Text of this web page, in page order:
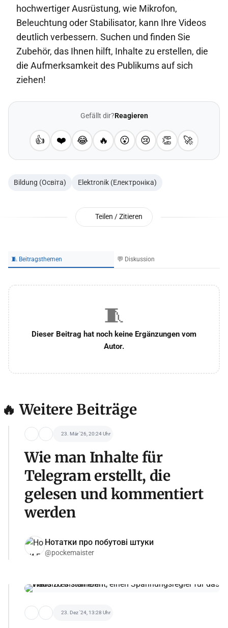
hochwertiger Ausrüstung, wie Mikrofon,
Beleuchtung oder Stabilisator, kann Ihre Videos
deutlich verbessern. Suchen und finden Sie
Zubehör, das Ihnen hilft, Inhalte zu erstellen, die
die Aufmerksamkeit des Publikums auf sich
ziehen!
Gefällt dir?Reagieren
👍 ❤️ 😂 🔥 😮 😢 👏 🚀
Bildung (Освіта) Elektronik (Електроніка)
Teilen / Zitieren
🧵 Beitragsthemen 💬 Diskussion
🧵
Dieser Beitrag hat noch keine Ergänzungen vom
Autor.
🔥 Weitere Beiträge
23. Mär '26, 20:24 Uhr
Wie man Inhalte für
Telegram erstellt, die
gelesen und kommentiert
werden
Нотатки про побутові штуки
@pockemaister
23. Dez '24, 13:28 Uhr